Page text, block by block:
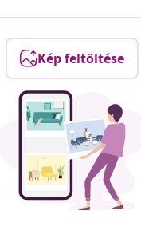
Kép feltöltése